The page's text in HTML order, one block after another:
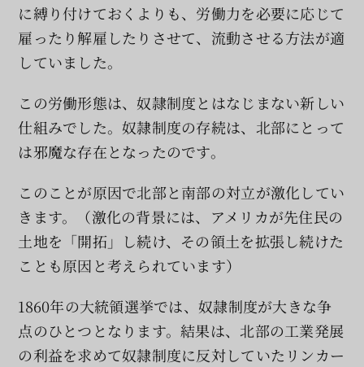
に縛り付けておくよりも、労働力を必要に応じて
雇ったり解雇したりさせて、流動させる方法が適
していました。
この労働形態は、奴隷制度とはなじまない新しい
仕組みでした。奴隷制度の存続は、北部にとって
は邪魔な存在となったのです。
このことが原因で北部と南部の対立が激化してい
きます。（激化の背景には、アメリカが先住民の
土地を「開拓」し続け、その領土を拡張し続けた
ことも原因と考えられています）
1860年の大統領選挙では、奴隷制度が大きな争
点のひとつとなります。結果は、北部の工業発展
の利益を求めて奴隷制度に反対していたリンカー